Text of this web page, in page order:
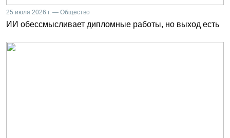
25 июля 2026 г. — Общество
ИИ обессмысливает дипломные работы, но выход есть